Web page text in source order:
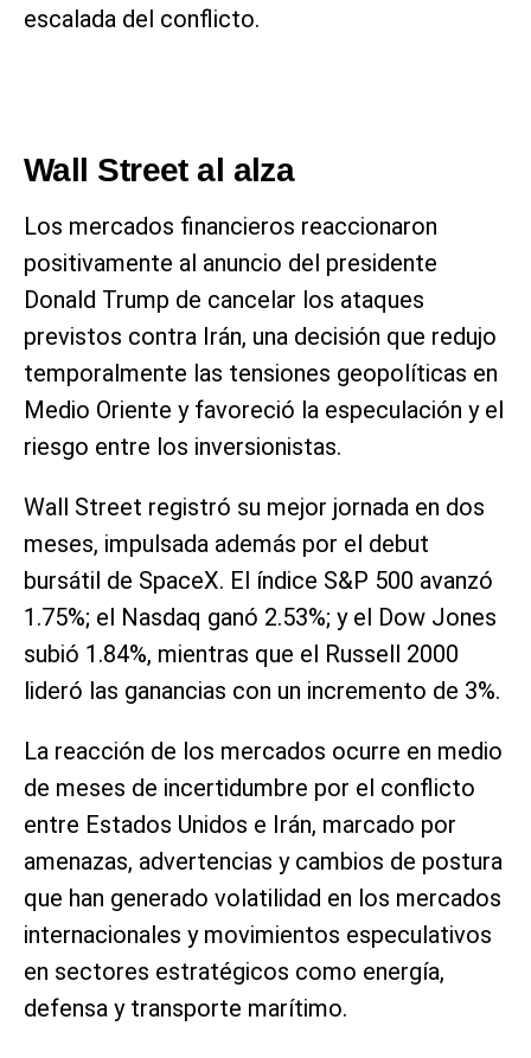
escalada del conflicto.
Wall Street al alza
Los mercados financieros reaccionaron
positivamente al anuncio del presidente
Donald Trump de cancelar los ataques
previstos contra Irán, una decisión que redujo
temporalmente las tensiones geopolíticas en
Medio Oriente y favoreció la especulación y el
riesgo entre los inversionistas.
Wall Street registró su mejor jornada en dos
meses, impulsada además por el debut
bursátil de SpaceX. El índice S&P 500 avanzó
1.75%; el Nasdaq ganó 2.53%; y el Dow Jones
subió 1.84%, mientras que el Russell 2000
lideró las ganancias con un incremento de 3%.
La reacción de los mercados ocurre en medio
de meses de incertidumbre por el conflicto
entre Estados Unidos e Irán, marcado por
amenazas, advertencias y cambios de postura
que han generado volatilidad en los mercados
internacionales y movimientos especulativos
en sectores estratégicos como energía,
defensa y transporte marítimo.